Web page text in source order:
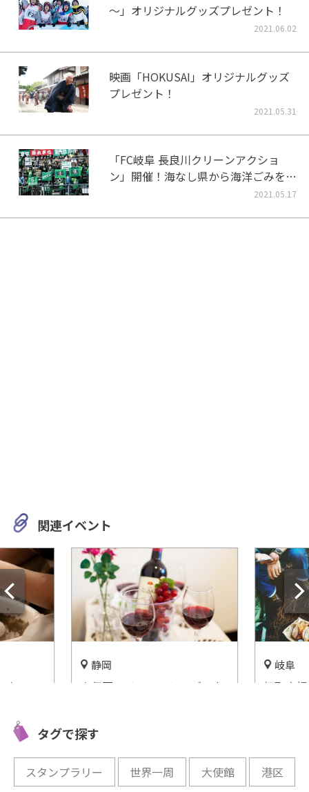
～」オリジナルグッズプレゼント！
2021.06.02
映画「HOKUSAI」オリジナルグッズ
プレゼント！
2021.05.31
「FC岐阜 長良川クリーンアクショ
ン」開催！海なし県から海洋ごみをな
2021.05.17
関連イベント
静岡
中伊豆ワイナリーヒルズで上
開催中
岐阜
板取自
開催中
タグで探す
スタンプラリー 世界一周 大使館 港区